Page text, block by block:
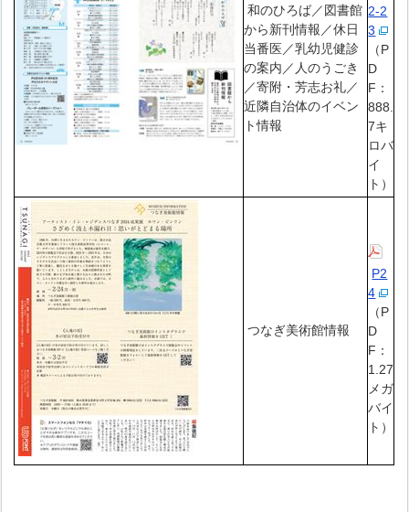
和のひろば／図書館
から新刊情報／休日
当番医／乳幼児健診
の案内／人のうごき
／寄附・芳志お礼／
近隣自治体のイベン
ト情報
2-2
3
（P
D
F：
888.
7キ
ロバ
イ
ト）
つなぎ美術館情報
P2
4
（P
D
F：
1.27
メガ
バイ
ト）